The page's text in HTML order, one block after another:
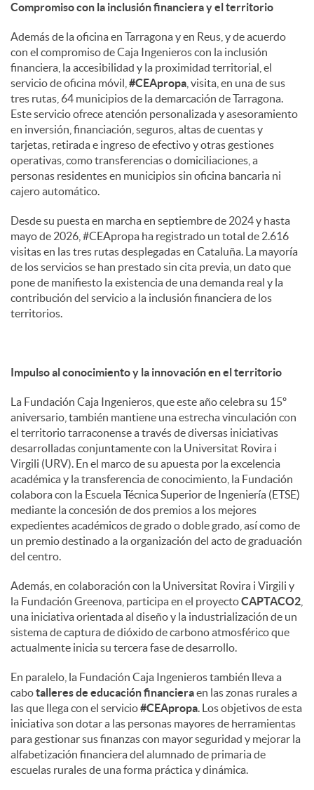
Compromiso con la inclusión financiera y el territorio
Además de la oficina en Tarragona y en Reus, y de acuerdo
con el compromiso de Caja Ingenieros con la inclusión
financiera, la accesibilidad y la proximidad territorial, el
servicio de oficina móvil, #CEApropa , visita, en una de sus
tres rutas, 64 municipios de la demarcación de Tarragona.
Este servicio ofrece atención personalizada y asesoramiento
en inversión, financiación, seguros, altas de cuentas y
tarjetas, retirada e ingreso de efectivo y otras gestiones
operativas, como transferencias o domiciliaciones, a
personas residentes en municipios sin oficina bancaria ni
cajero automático.
Desde su puesta en marcha en septiembre de 2024 y hasta
mayo de 2026, #CEApropa ha registrado un total de 2.616
visitas en las tres rutas desplegadas en Cataluña. La mayoría
de los servicios se han prestado sin cita previa, un dato que
pone de manifiesto la existencia de una demanda real y la
contribución del servicio a la inclusión financiera de los
territorios.
Impulso al conocimiento y la innovación en el territorio
La Fundación Caja Ingenieros, que este año celebra su 15º
aniversario, también mantiene una estrecha vinculación con
el territorio tarraconense a través de diversas iniciativas
desarrolladas conjuntamente con la Universitat Rovira i
Virgili (URV). En el marco de su apuesta por la excelencia
académica y la transferencia de conocimiento, la Fundación
colabora con la Escuela Técnica Superior de Ingeniería (ETSE)
mediante la concesión de dos premios a los mejores
expedientes académicos de grado o doble grado, así como de
un premio destinado a la organización del acto de graduación
del centro.
Además, en colaboración con la Universitat Rovira i Virgili y
la Fundación Greenova, participa en el proyectoCAPTACO2
una iniciativa orientada al diseño y la industrialización de un
sistema de captura de dióxido de carbono atmosférico que
actualmente inicia su tercera fase de desarrollo.
En paralelo, la Fundación Caja Ingenieros también lleva a
cabotalleres de educación financieraen las zonas rurales a
las que llega con el servicio#CEApropa. Los objetivos de esta
iniciativa son dotar a las personas mayores de herramientas
para gestionar sus finanzas con mayor seguridad y mejorar la
alfabetización financiera del alumnado de primaria de
escuelas rurales de una forma práctica y dinámica.